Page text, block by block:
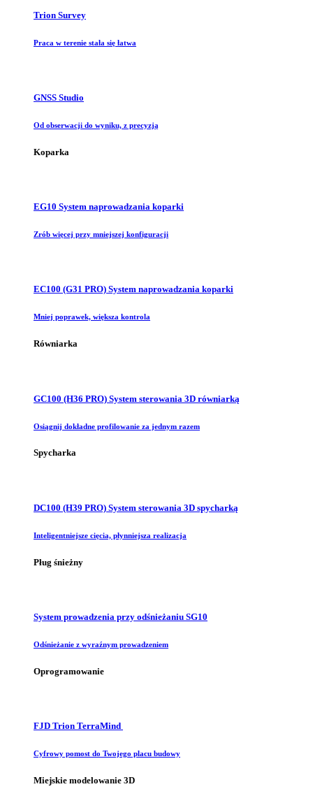
Trion Survey
Praca w terenie stała się łatwa
GNSS Studio
Od obserwacji do wyniku, z precyzją
Koparka
EG10 System naprowadzania koparki
Zrób więcej przy mniejszej konfiguracji
EC100 (G31 PRO) System naprowadzania koparki
Mniej poprawek, większa kontrola
Równiarka
GC100 (H36 PRO) System sterowania 3D równiarką
Osiągnij dokładne profilowanie za jednym razem
Spycharka
DC100 (H39 PRO) System sterowania 3D spycharką
Inteligentniejsze cięcia, płynniejsza realizacja
Pług śnieżny
System prowadzenia przy odśnieżaniu SG10
Odśnieżanie z wyraźnym prowadzeniem
Oprogramowanie
FJD Trion TerraMind
Cyfrowy pomost do Twojego placu budowy
Miejskie modelowanie 3D